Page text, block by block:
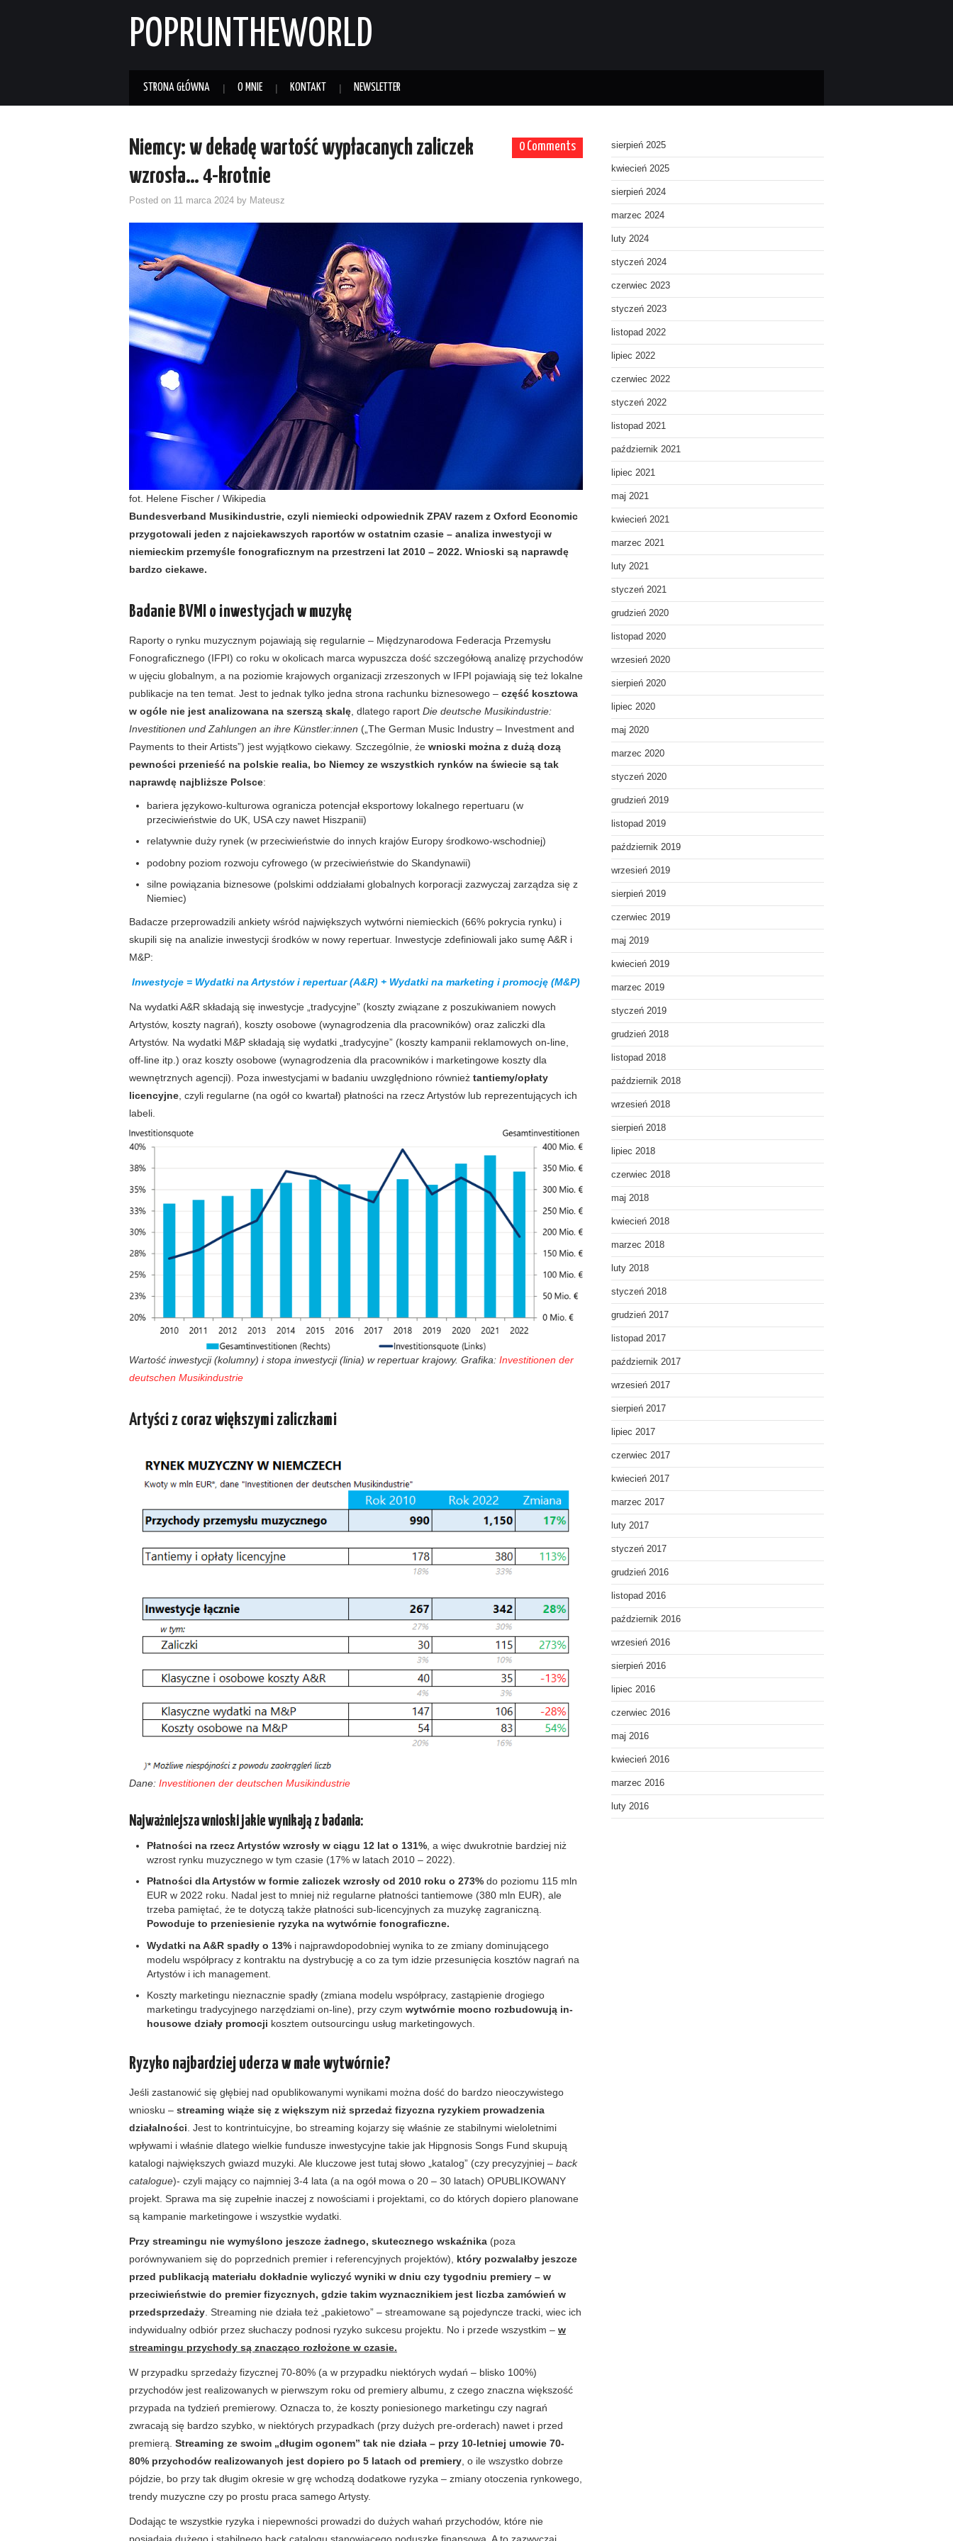
POPRUNTHEWORLD
STRONA GŁÓWNA O MNIE KONTAKT NEWSLETTER
0 Comments
Niemcy: w dekadę wartość wypłacanych zaliczek
wzrosła… 4-krotnie
Posted on 11 marca 2024 by Mateusz
fot. Helene Fischer / Wikipedia
Bundesverband Musikindustrie, czyli niemiecki odpowiednik ZPAV razem z Oxford Economic
przygotowali jeden z najciekawszych raportów w ostatnim czasie – analiza inwestycji w
niemieckim przemyśle fonograficznym na przestrzeni lat 2010 – 2022. Wnioski są naprawdę
bardzo ciekawe.
Badanie BVMI o inwestycjach w muzykę
Raporty o rynku muzycznym pojawiają się regularnie – Międzynarodowa Federacja Przemysłu
Fonograficznego (IFPI) co roku w okolicach marca wypuszcza dość szczegółową analizę przychodów
w ujęciu globalnym, a na poziomie krajowych organizacji zrzeszonych w IFPI pojawiają się też lokalne
publikacje na ten temat. Jest to jednak tylko jedna strona rachunku biznesowego – część kosztowa
w ogóle nie jest analizowana na szerszą skalę , dlatego raport Die deutsche Musikindustrie:
Investitionen und Zahlungen an ihre Künstler:innen („The German Music Industry – Investment and
Payments to their Artists”) jest wyjątkowo ciekawy. Szczególnie, że wnioski można z dużą dozą
pewności przenieść na polskie realia, bo Niemcy ze wszystkich rynków na świecie są tak
naprawdę najbliższe Polsce:
bariera językowo-kulturowa ogranicza potencjał eksportowy lokalnego repertuaru (w
przeciwieństwie do UK, USA czy nawet Hiszpanii)
relatywnie duży rynek (w przeciwieństwie do innych krajów Europy środkowo-wschodniej)
podobny poziom rozwoju cyfrowego (w przeciwieństwie do Skandynawii)
silne powiązania biznesowe (polskimi oddziałami globalnych korporacji zazwyczaj zarządza się z
Niemiec)
Badacze przeprowadzili ankiety wśród największych wytwórni niemieckich (66% pokrycia rynku) i
skupili się na analizie inwestycji środków w nowy repertuar. Inwestycje zdefiniowali jako sumę A&R i
M&P:
Inwestycje = Wydatki na Artystów i repertuar (A&R) + Wydatki na marketing i promocję (M&P)
Na wydatki A&R składają się inwestycje „tradycyjne” (koszty związane z poszukiwaniem nowych
Artystów, koszty nagrań), koszty osobowe (wynagrodzenia dla pracowników) oraz zaliczki dla
Artystów. Na wydatki M&P składają się wydatki „tradycyjne” (koszty kampanii reklamowych on-line,
off-line itp.) oraz koszty osobowe (wynagrodzenia dla pracowników i marketingowe koszty dla
wewnętrznych agencji). Poza inwestycjami w badaniu uwzględniono również tantiemy/opłaty
licencyjne , czyli regularne (na ogół co kwartał) płatności na rzecz Artystów lub reprezentujących ich
labeli.
Wartość inwestycji (kolumny) i stopa inwestycji (linia) w repertuar krajowy. Grafika: Investitionen der
deutschen Musikindustrie
Artyści z coraz większymi zaliczkami
Dane: Investitionen der deutschen Musikindustrie
Najważniejsza wnioski jakie wynikają z badania:
Płatności na rzecz Artystów wzrosły w ciągu 12 lat o 131% , a więc dwukrotnie bardziej niż
wzrost rynku muzycznego w tym czasie (17% w latach 2010 – 2022).
Płatności dla Artystów w formie zaliczek wzrosły od 2010 roku o 273% do poziomu 115 mln
EUR w 2022 roku. Nadal jest to mniej niż regularne płatności tantiemowe (380 mln EUR), ale
trzeba pamiętać, że te dotyczą także płatności sub-licencyjnych za muzykę zagraniczną.
Powoduje to przeniesienie ryzyka na wytwórnie fonograficzne.
Wydatki na A&R spadły o 13% i najprawdopodobniej wynika to ze zmiany dominującego
modelu współpracy z kontraktu na dystrybucję a co za tym idzie przesunięcia kosztów nagrań na
Artystów i ich management.
Koszty marketingu nieznacznie spadły (zmiana modelu współpracy, zastąpienie drogiego
marketingu tradycyjnego narzędziami on-line), przy czym wytwórnie mocno rozbudowują in-
housowe działy promocji kosztem outsourcingu usług marketingowych.
Ryzyko najbardziej uderza w małe wytwórnie?
Jeśli zastanowić się głębiej nad opublikowanymi wynikami można dość do bardzo nieoczywistego
wniosku – streaming wiąże się z większym niż sprzedaż fizyczna ryzykiem prowadzenia
działalności . Jest to kontrintuicyjne, bo streaming kojarzy się właśnie ze stabilnymi wieloletnimi
wpływami i właśnie dlatego wielkie fundusze inwestycyjne takie jak Hipgnosis Songs Fund skupują
katalogi największych gwiazd muzyki. Ale kluczowe jest tutaj słowo „katalog” (czy precyzyjniej – back
catalogue)- czyli mający co najmniej 3-4 lata (a na ogół mowa o 20 – 30 latach) OPUBLIKOWANY
projekt. Sprawa ma się zupełnie inaczej z nowościami i projektami, co do których dopiero planowane
są kampanie marketingowe i wszystkie wydatki.
Przy streamingu nie wymyślono jeszcze żadnego, skutecznego wskaźnika (poza
porównywaniem się do poprzednich premier i referencyjnych projektów), który pozwalałby jeszcze
przed publikacją materiału dokładnie wyliczyć wyniki w dniu czy tygodniu premiery – w
przeciwieństwie do premier fizycznych, gdzie takim wyznacznikiem jest liczba zamówień w
przedsprzedaży . Streaming nie działa też „pakietowo” – streamowane są pojedyncze tracki, wiec ich
indywidualny odbiór przez słuchaczy podnosi ryzyko sukcesu projektu. No i przede wszystkim – w
streamingu przychody są znacząco rozłożone w czasie.
W przypadku sprzedaży fizycznej 70-80% (a w przypadku niektórych wydań – blisko 100%)
przychodów jest realizowanych w pierwszym roku od premiery albumu, z czego znaczna większość
przypada na tydzień premierowy. Oznacza to, że koszty poniesionego marketingu czy nagrań
zwracają się bardzo szybko, w niektórych przypadkach (przy dużych pre-orderach) nawet i przed
premierą. Streaming ze swoim „długim ogonem” tak nie działa – przy 10-letniej umowie 70-
80% przychodów realizowanych jest dopiero po 5 latach od premiery , o ile wszystko dobrze
pójdzie, bo przy tak długim okresie w grę wchodzą dodatkowe ryzyka – zmiany otoczenia rynkowego,
trendy muzyczne czy po prostu praca samego Artysty.
Dodając te wszystkie ryzyka i niepewności prowadzi do dużych wahań przychodów, które nie
sierpień 2025
kwiecień 2025
sierpień 2024
marzec 2024
luty 2024
styczeń 2024
czerwiec 2023
styczeń 2023
listopad 2022
lipiec 2022
czerwiec 2022
styczeń 2022
listopad 2021
październik 2021
lipiec 2021
maj 2021
kwiecień 2021
marzec 2021
luty 2021
styczeń 2021
grudzień 2020
listopad 2020
wrzesień 2020
sierpień 2020
lipiec 2020
maj 2020
marzec 2020
styczeń 2020
grudzień 2019
listopad 2019
październik 2019
wrzesień 2019
sierpień 2019
czerwiec 2019
maj 2019
kwiecień 2019
marzec 2019
styczeń 2019
grudzień 2018
listopad 2018
październik 2018
wrzesień 2018
sierpień 2018
lipiec 2018
czerwiec 2018
maj 2018
kwiecień 2018
marzec 2018
luty 2018
styczeń 2018
grudzień 2017
listopad 2017
październik 2017
wrzesień 2017
sierpień 2017
lipiec 2017
czerwiec 2017
kwiecień 2017
marzec 2017
luty 2017
styczeń 2017
grudzień 2016
listopad 2016
październik 2016
wrzesień 2016
sierpień 2016
lipiec 2016
czerwiec 2016
maj 2016
kwiecień 2016
marzec 2016
luty 2016